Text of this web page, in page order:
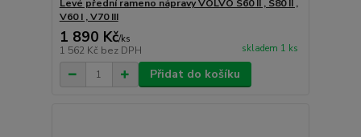
Levé přední rameno nápravy VOLVO S60 II , S80 II ,
V60 I , V70 III
1 890 Kč/ks
1 562 Kč bez DPH skladem 1 ks
Přidat do košíku